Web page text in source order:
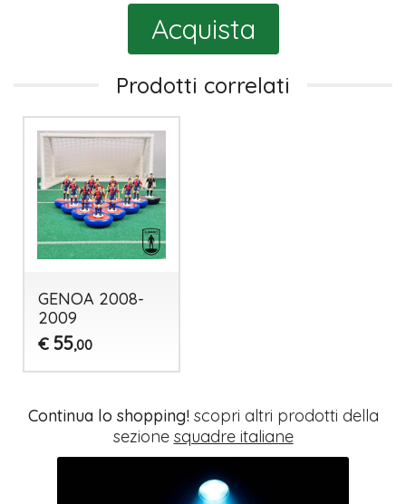
Acquista
Prodotti correlati
GENOA 2008-
2009
€ 55,00
Continua lo shopping!scopri altri prodotti della
sezione squadre italiane